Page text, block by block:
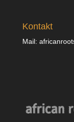
Kontakt
Mail: